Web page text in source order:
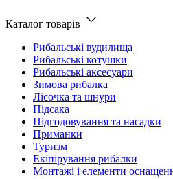
Каталог товарів
Рибальські вудилища
Рибальські котушки
Рибальські аксесуари
Зимова рибалка
Лісочка та шнури
Підсака
Підгодовування та насадки
Приманки
Туризм
Екіпірування рибалки
Монтажі і елементи